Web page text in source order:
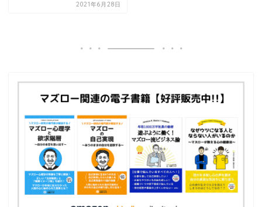
2021年6月28日